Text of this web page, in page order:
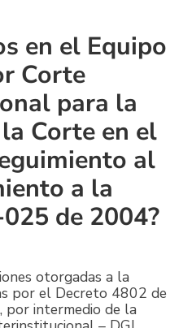
en el Equipo
Corte
para la
Corte en el
al
a la
de 2004?
otorgadas a la
por el Decreto 4802 de
por intermedio de la